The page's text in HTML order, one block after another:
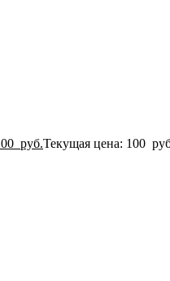
руб.Текущая цена: 100